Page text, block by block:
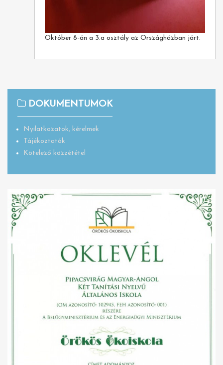
Október 8-án a 3.a osztály az Országházban járt.
DOKUMENTUMOK
Nyilatkozatok, kérelmek
Tájékoztatók
Kötelező közzététel